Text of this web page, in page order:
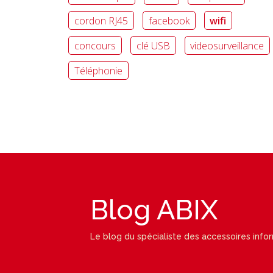
cordon RJ45
facebook
wifi
concours
clé USB
videosurveillance
Téléphonie
Blog ABIX
Le blog du spécialiste des accessoires